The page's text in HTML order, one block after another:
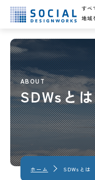
ABOUT
SDWsとは
ホーム SDWsとは